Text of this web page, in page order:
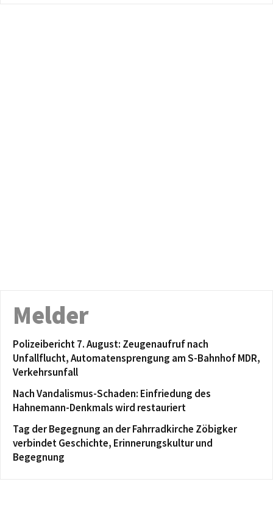
Melder
Polizeibericht 7. August: Zeugenaufruf nach
Unfallflucht, Automatensprengung am S-Bahnhof MDR,
Verkehrsunfall
Nach Vandalismus-Schaden: Einfriedung des
Hahnemann-Denkmals wird restauriert
Tag der Begegnung an der Fahrradkirche Zöbigker
verbindet Geschichte, Erinnerungskultur und
Begegnung